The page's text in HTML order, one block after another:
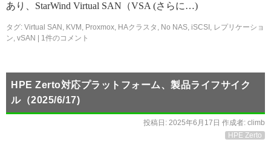
あり、StarWind Virtual SAN（VSA (さらに…)
タグ: Virtual SAN , KVM , Proxmox, HAクラスタ , No NAS, iSCSI , レプリケーショ
ン, vSAN 1件のコメント
HPE Zerto対応プラットフォーム、製品ライフサイク
ル（2025/6/17)
投稿日: 2025年6月17日 作成者: climb
HPE Zerto